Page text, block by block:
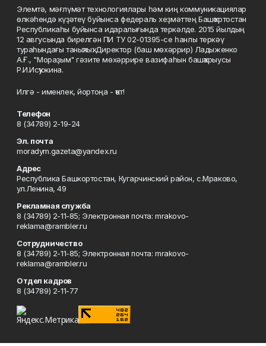
Элемтә, мәғлүмәт технологиялары һәм киң коммуникациялар
өлкәһендә күҙәтеү буйынса федераль хеҙмәттең Башҡортостан
Республикаһы буйынса идаралығында теркәлде. 2015 йылдың
12 авгусында бирелгән ПИ ТУ 02-01395-се һанлы теркәү
тураһындағы таныҡлыҡ. Директор (баш мөхәррир) Ладыженко
А.Ғ., "Мораҙым" гәзите мөхәррире вазифаһын башҡарыусы
Р.И.Исҡужина.
Илгә - именлек, йортоңа - ҡот!
Телефон
8 (34789) 2-19-24
Эл. почта
moradym.gazeta@yandex.ru
Адрес
Республика Башкортостан, Кугарчинский район, с.Мраково,
ул.Ленина, 49
Рекламная служба
8 (34789) 2-11-85; Электронная почта: mrakovo-
reklama@rambler.ru
Сотрудничество
8 (34789) 2-11-85; Электронная почта: mrakovo-
reklama@rambler.ru
Отдел кадров
8 (34789) 2-11-77